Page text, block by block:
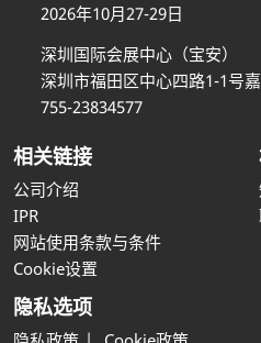
2026年10月27-29日
深圳国际会展中心（宝安）
深圳市福田区中心四路1-1号
755-23834577
相关链接
公司介绍
IPR
网站使用条款与条件
Cookie设置
隐私选项